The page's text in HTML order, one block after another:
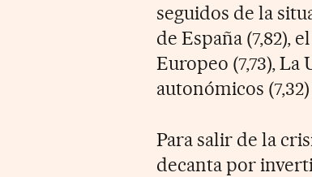
seguidos de la
de España (7,82),
Europeo (7,73), La
autonómicos
Para salir de la
decanta por